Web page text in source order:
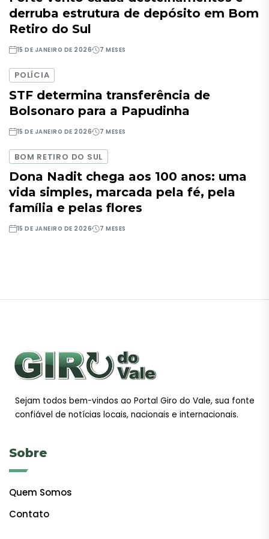
derruba estrutura de depósito em Bom
Retiro do Sul
15 DE JANEIRO DE 2026 7 MESES
POLÍCIA
STF determina transferência de
Bolsonaro para a Papudinha
15 DE JANEIRO DE 2026 7 MESES
BOM RETIRO DO SUL
Dona Nadit chega aos 100 anos: uma
vida simples, marcada pela fé, pela
família e pelas flores
15 DE JANEIRO DE 2026 7 MESES
Sejam todos bem-vindos ao Portal Giro do Vale, sua fonte
confiável de notícias locais, nacionais e internacionais.
Sobre
Quem Somos
Contato